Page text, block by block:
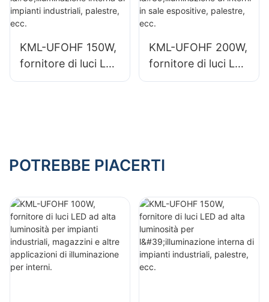
illuminazione per
interni.
applicazioni di
illuminazione per
interni.
KML-UFOHF 150W,
fornitore di luci LED
ad alta luminosità
KML-UFOHF 200W,
fornitore di luci LED
ad alta luminosità
POTREBBE PIACERTI